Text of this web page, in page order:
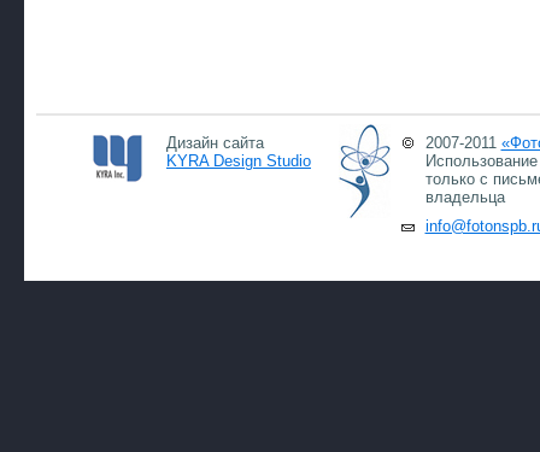
Дизайн сайта
KYRA Design Studio
2007-2011
только с
владельца